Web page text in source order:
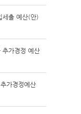
세출 예산(안)
가경정 예산
가경정예산